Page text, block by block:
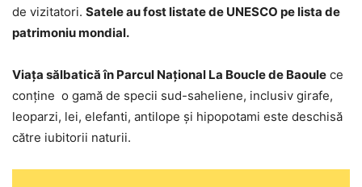
de vizitatori. Satele au fost listate de UNESCO pe lista de
patrimoniu mondial.
Viața sălbatică în Parcul Național La Boucle de Baoule ce
conține o gamă de specii sud-saheliene, inclusiv girafe,
leoparzi, lei, elefanti, antilope și hipopotami este deschisă
către iubitorii naturii.